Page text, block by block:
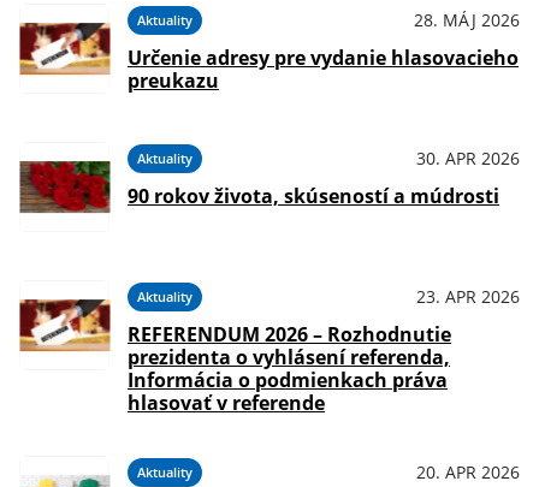
Aktuality 28. MÁJ 2026
Určenie adresy pre vydanie hlasovacieho
preukazu
Aktuality 30. APR 2026
90 rokov života, skúseností a múdrosti
Aktuality 23. APR 2026
REFERENDUM 2026 – Rozhodnutie
prezidenta o vyhlásení referenda,
Informácia o podmienkach práva
hlasovať v referende
Aktuality 20. APR 2026